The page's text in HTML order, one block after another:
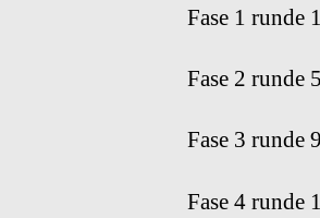
Fase 1 runde
Fase 2 runde
Fase 3 runde
Fase 4 runde